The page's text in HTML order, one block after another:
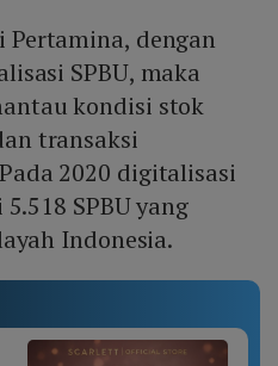
dengan
SPBU, maka
kondisi stok
transaksi
2020 digitalisasi
SPBU yang
Indonesia.